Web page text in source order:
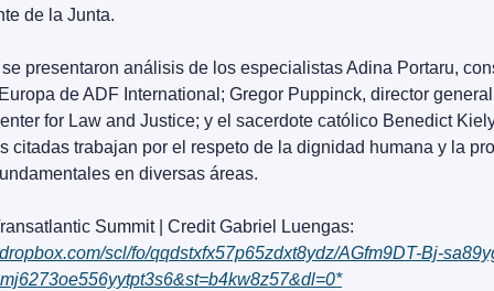
de la Junta.
presentaron análisis de los especialistas Adina Portaru,
de ADF International; Gregor Puppinck, director
for Law and Justice; y el sacerdote católico Benedict
citadas trabajan por el respeto de la dignidad humana y la
en diversas áreas.
scl/fo/qqdstxfx57p65zdxt8ydz/AGfm9DT-Bj-